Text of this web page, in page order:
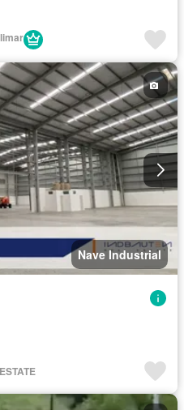
Nave Industrial